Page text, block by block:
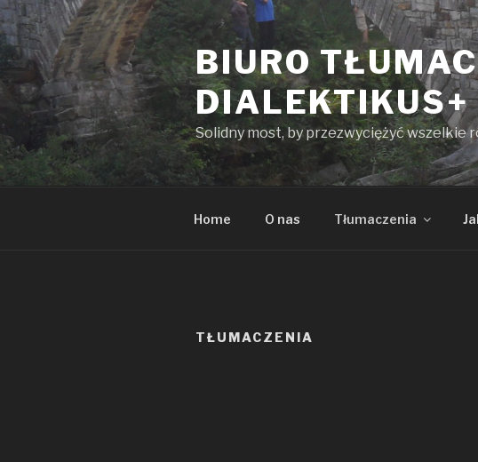
Przeskocz
do
treści
BIURO
DIALEKTIKUS+
Solidny most, by przezwyciężyć wszelkie
Home O nas Tłumaczenia
TŁUMACZENIA